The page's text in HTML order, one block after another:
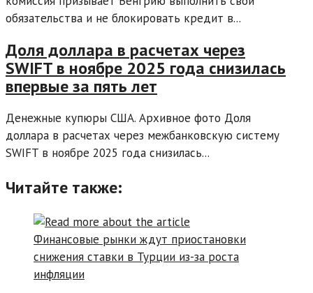
обязательства и не блокировать кредит в...
Доля доллара в расчетах через
SWIFT в ноябре 2025 года снизилась
впервые за пять лет
Денежные купюры США. Архивное фото Доля
доллара в расчетах через межбанковскую систему
SWIFT в ноябре 2025 года снизилась...
Читайте также: